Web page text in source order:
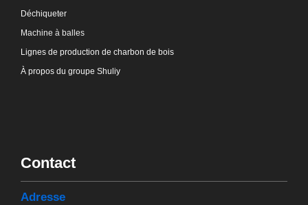
Déchiqueter
Machine à balles
Lignes de production de charbon de bois
À propos du groupe Shuliy
Contact
Adresse